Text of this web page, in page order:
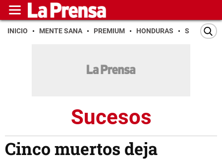
INICIO MENTE SANA PREMIUM HONDURAS SAN PEDRO
Sucesos
Cinco muertos deja